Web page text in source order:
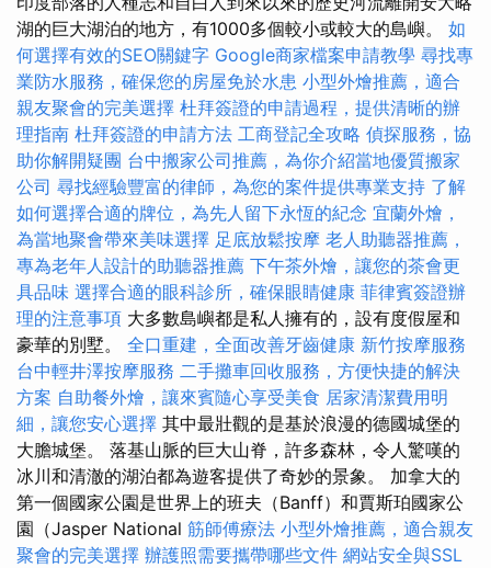
湖的巨大湖泊的地方，有1000多個較小或較大的島嶼。 如
何選擇有效的SEO關鍵字 Google商家檔案申請教學 尋找專
業防水服務，確保您的房屋免於水患 小型外燴推薦，適合
親友聚會的完美選擇 杜拜簽證的申請過程，提供清晰的辦
理指南 杜拜簽證的申請方法 工商登記全攻略 偵探服務，協
助你解開疑團 台中搬家公司推薦，為你介紹當地優質搬家
公司 尋找經驗豐富的律師，為您的案件提供專業支持 了解
如何選擇合適的牌位，為先人留下永恆的紀念 宜蘭外燴，
為當地聚會帶來美味選擇 足底放鬆按摩 老人助聽器推薦，
專為老年人設計的助聽器推薦 下午茶外燴，讓您的茶會更
具品味 選擇合適的眼科診所，確保眼睛健康 菲律賓簽證辦
理的注意事項 大多數島嶼都是私人擁有的，設有度假屋和
豪華的別墅。 全口重建，全面改善牙齒健康 新竹按摩服務
台中輕井澤按摩服務 二手攤車回收服務，方便快捷的解決
方案 自助餐外燴，讓來賓隨心享受美食 居家清潔費用明
細，讓您安心選擇 其中最壯觀的是基於浪漫的德國城堡的
大膽城堡。 落基山脈的巨大山脊，許多森林，令人驚嘆的
冰川和清澈的湖泊都為遊客提供了奇妙的景象。 加拿大的
第一個國家公園是世界上的班夫（Banff）和賈斯珀國家公
園（Jasper National 筋師傅療法 小型外燴推薦，適合親友
聚會的完美選擇 辦護照需要攜帶哪些文件 網站安全與SSL